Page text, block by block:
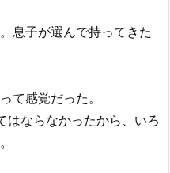
息子が選んで持ってきた
て感覚だった。
はならなかったから、いろ